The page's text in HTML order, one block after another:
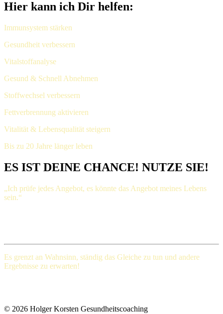
Hier kann ich Dir helfen:
Immunsystem stärken
Gesundheit verbessern
Vitalstoffanalyse
Gesund & Schnell Abnehmen
Stoffwechsel verbessern
Fettverbrennung aktivieren
Vitalität & Lebensqualität steigern
Bis zu 20 Jahre länger leben
ES IST DEINE CHANCE! NUTZE SIE!
„Ich prüfe jedes Angebot, es könnte das Angebot meines Lebens
sein.“
Es grenzt an Wahnsinn, ständig das Gleiche zu tun und andere
Ergebnisse zu erwarten!
© 2026 Holger Korsten Gesundheitscoaching